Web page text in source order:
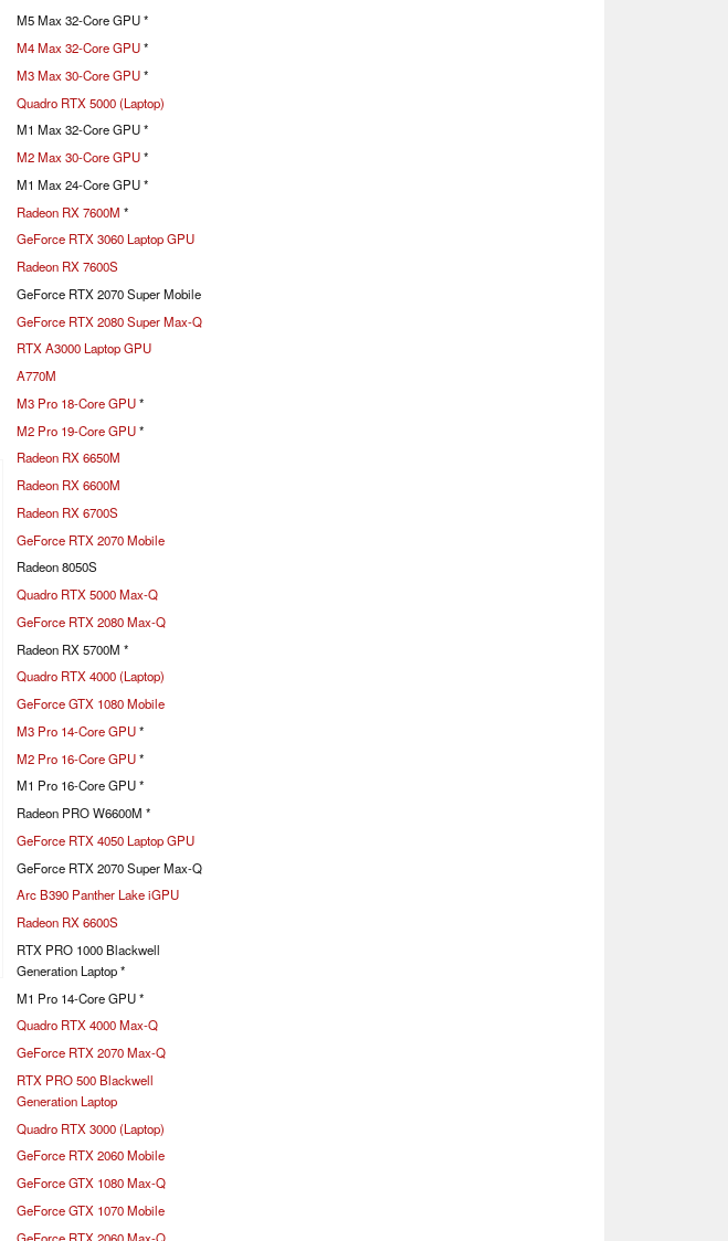
M5 Max 32-Core GPU *
M4 Max 32-Core GPU*
M3 Max 30-Core GPU*
Quadro RTX 5000 (Laptop)
M1 Max 32-Core GPU *
M2 Max 30-Core GPU*
M1 Max 24-Core GPU *
Radeon RX 7600M *
GeForce RTX 3060 Laptop GPU
Radeon RX 7600S
GeForce RTX 2070 Super Mobile
GeForce RTX 2080 Super Max-Q
RTX A3000 Laptop GPU
A770M
M3 Pro 18-Core GPU*
M2 Pro 19-Core GPU*
Radeon RX 6650M
Radeon RX 6600M
Radeon RX 6700S
GeForce RTX 2070 Mobile
Radeon 8050S
Quadro RTX 5000 Max-Q
GeForce RTX 2080 Max-Q
Radeon RX 5700M *
Quadro RTX 4000 (Laptop)
GeForce GTX 1080 Mobile
M3 Pro 14-Core GPU*
M2 Pro 16-Core GPU*
M1 Pro 16-Core GPU *
Radeon PRO W6600M *
GeForce RTX 4050 Laptop GPU
GeForce RTX 2070 Super Max-Q
Arc B390 Panther Lake iGPU
Radeon RX 6600S
RTX PRO 1000 Blackwell
Generation Laptop *
M1 Pro 14-Core GPU *
Quadro RTX 4000 Max-Q
GeForce RTX 2070 Max-Q
RTX PRO 500 Blackwell
Generation Laptop
Quadro RTX 3000 (Laptop)
GeForce RTX 2060 Mobile
GeForce GTX 1080 Max-Q
GeForce GTX 1070 Mobile
GeForce RTX 2060 Max-Q